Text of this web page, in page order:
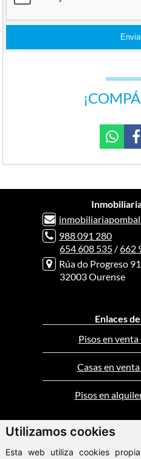
Utilizamos cookies
Esta web utiliza cookies
988 091 280
654 608 535 /662
Rúa do Progreso 91
32003 Ourense
Enlaces
Pisos en
Casas en
Pisos en
© 2026 -